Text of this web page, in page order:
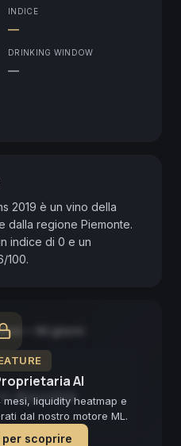
INDICE
—
DRINKING WINDOW
—
2019 è un vino della
dalla regione Piemonte.
indice di 0 e un
100.
AI
liquidity heatmap e
dal nostro motore ML.
per scoprire
— 90 giorni
disponibile